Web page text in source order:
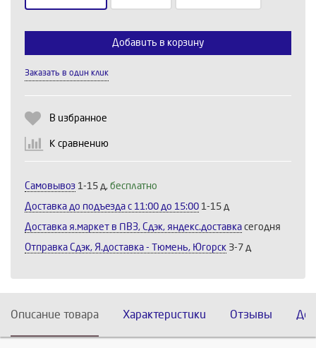
Выберите количество:
Продолжить
Добавить в корзину
Заказать в один клик
В избранное
К сравнению
Самовывоз 1-15 д, бесплатно
Доставка до подъезда c 11:00 до 15:00 1-15 д
Доставка я.маркет в ПВЗ, Сдэк, яндекс.доставка сегодня
Отправка Сдэк, Я.доставка - Тюмень, Югорск 3-7 д
Описание товара Характеристики Отзывы